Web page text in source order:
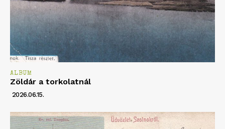
ALBUM
Zöldár a torkolatnál
2026.06.15.